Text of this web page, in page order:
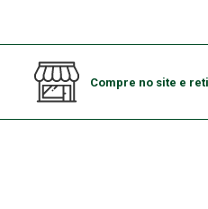
Compre no site e